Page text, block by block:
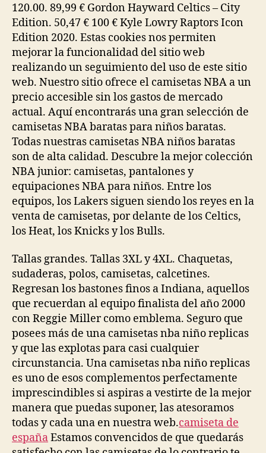
120.00. 89,99 € Gordon Hayward Celtics – City
Edition. 50,47 € 100 € Kyle Lowry Raptors Icon
Edition 2020. Estas cookies nos permiten
mejorar la funcionalidad del sitio web
realizando un seguimiento del uso de este sitio
web. Nuestro sitio ofrece el camisetas NBA a un
precio accesible sin los gastos de mercado
actual. Aquí encontrarás una gran selección de
camisetas NBA baratas para niños baratas.
Todas nuestras camisetas NBA niños baratas
son de alta calidad. Descubre la mejor colección
NBA junior: camisetas, pantalones y
equipaciones NBA para niños. Entre los
equipos, los Lakers siguen siendo los reyes en la
venta de camisetas, por delante de los Celtics,
los Heat, los Knicks y los Bulls.
Tallas grandes. Tallas 3XL y 4XL. Chaquetas,
sudaderas, polos, camisetas, calcetines.
Regresan los bastones finos a Indiana, aquellos
que recuerdan al equipo finalista del año 2000
con Reggie Miller como emblema. Seguro que
posees más de una camisetas nba niño replicas
y que las explotas para casi cualquier
circunstancia. Una camisetas nba niño replicas
es uno de esos complementos perfectamente
imprescindibles si aspiras a vestirte de la mejor
manera que puedas suponer, las atesoramos
todas y cada una en nuestra web.camiseta de
españaEstamos convencidos de que quedarás